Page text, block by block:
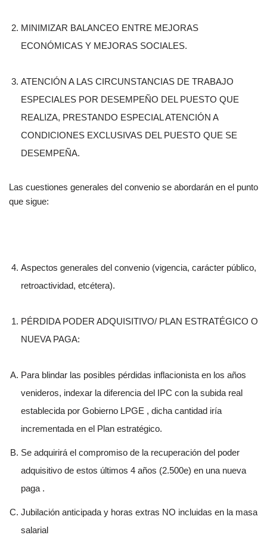
MINIMIZAR BALANCEO ENTRE MEJORAS
ECONÓMICAS Y MEJORAS SOCIALES.
ATENCIÓN A LAS CIRCUNSTANCIAS DE TRABAJO
ESPECIALES POR DESEMPEÑO DEL PUESTO QUE
REALIZA, PRESTANDO ESPECIAL ATENCIÓN A
CONDICIONES EXCLUSIVAS DEL PUESTO QUE SE
DESEMPEÑA.
Las cuestiones generales del convenio se abordarán en el punto
que sigue:
Aspectos generales del convenio (vigencia, carácter público,
retroactividad, etcétera).
PÉRDIDA PODER ADQUISITIVO/ PLAN ESTRATÉGICO O
NUEVA PAGA:
Para blindar las posibles pérdidas inflacionista en los años
venideros, indexar la diferencia del IPC con la subida real
establecida por Gobierno LPGE , dicha cantidad iría
incrementada en el Plan estratégico.
Se adquirirá el compromiso de la recuperación del poder
adquisitivo de estos últimos 4 años (2.500e) en una nueva
paga .
Jubilación anticipada y horas extras NO incluidas en la masa
salarial